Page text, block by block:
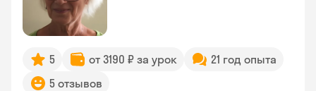
5 от 3190 ₽ за урок
21 год опыта
5 отзывов